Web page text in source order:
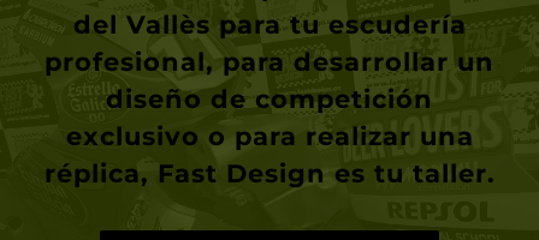
Si buscas untaller de pintura de
motos de competición Llinars
del Vallèspara tu escudería
profesional, para desarrollar un